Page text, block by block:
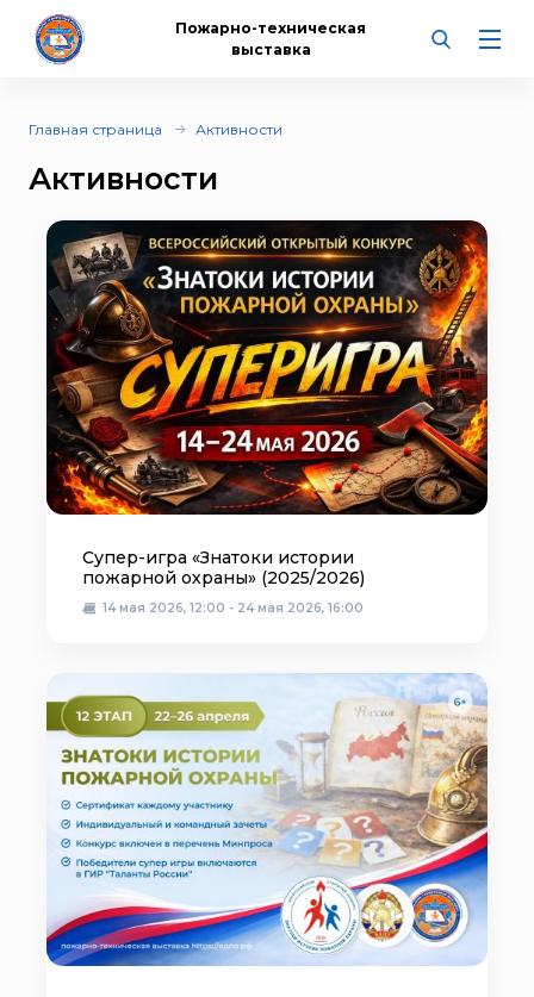
Пожарно-техническая
выставка
Главная страница Активности
Активности
Супер-игра «Знатоки истории
пожарной охраны» (2025/2026)
14 мая 2026, 12:00 - 24 мая 2026, 16:00